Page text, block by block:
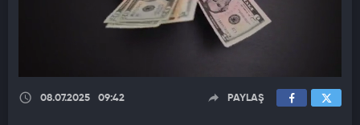
08.07.2025 09:42 PAYLAŞ